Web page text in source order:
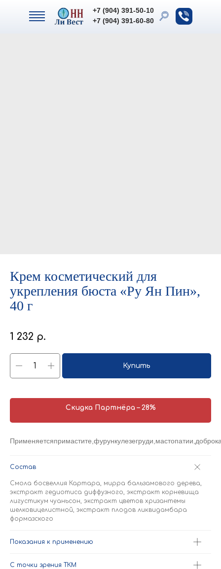
+7 (904) 391-60-80
+7 (904) 391-50-10
+7 (904) 391-60-80
+7 (904) 391-50-10
Крем косметический для
укрепления бюста «Ру Ян Пин»,
40 г
1 232 р.
Купить
Скидка Партнёра – 28%
Состав
Смола босвеллия Картара, мирра бальзамового дерева,
экстракт гедиотиса диффузного, экстракт корневища
лигустикум чуаньсон, экстракт цветов хризантемы
шелковицелистной, экстракт плодов ликвидамбара
формазского
Показания к применению
С точки зрения ТКМ